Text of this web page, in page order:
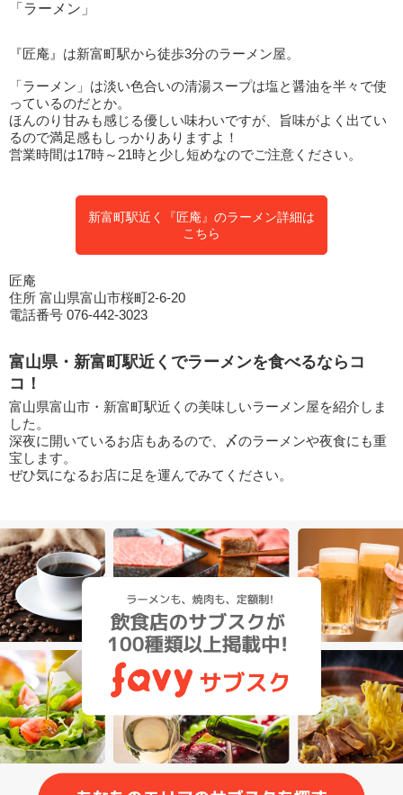
「ラーメン」
『匠庵』は新富町駅から徒歩3分のラーメン屋。
「ラーメン」は淡い色合いの清湯スープは塩と醤油を半々で使
っているのだとか。
ほんのり甘みも感じる優しい味わいですが、旨味がよく出てい
るので満足感もしっかりありますよ！
営業時間は17時～21時と少し短めなのでご注意ください。
新富町駅近く『匠庵』のラーメン詳細は
こちら
匠庵
住所 富山県富山市桜町2-6-20
電話番号 076-442-3023
富山県・新富町駅近くでラーメンを食べるならコ
コ！
富山県富山市・新富町駅近くの美味しいラーメン屋を紹介しま
した。
深夜に開いているお店もあるので、〆のラーメンや夜食にも重
宝します。
ぜひ気になるお店に足を運んでみてください。